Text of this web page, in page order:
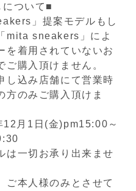
ついて■
」提案モデルもし
mita sneakers」によ
を着用されていないお
ご購入頂けません。
し込み店舗にて営業時
方のみご購入頂けま
月1日(金)pm15:00～
は一切お承り出来ませ
本人様のみとさせて